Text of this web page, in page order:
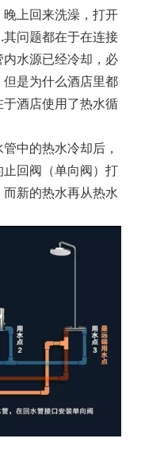
上回来洗澡，打开
问题都在于在连接
水源已经冷却，必
是为什么酒店里都
酒店使用了热水循
中的热水冷却后，
回阀（单向阀）打
新的热水再从热水